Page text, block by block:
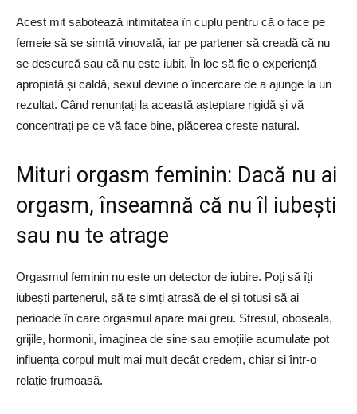
Acest mit sabotează intimitatea în cuplu pentru că o face pe
femeie să se simtă vinovată, iar pe partener să creadă că nu
se descurcă sau că nu este iubit. În loc să fie o experiență
apropiată și caldă, sexul devine o încercare de a ajunge la un
rezultat. Când renunțați la această așteptare rigidă și vă
concentrați pe ce vă face bine, plăcerea crește natural.
Mituri orgasm feminin: Dacă nu ai
orgasm, înseamnă că nu îl iubești
sau nu te atrage
Orgasmul feminin nu este un detector de iubire. Poți să îți
iubești partenerul, să te simți atrasă de el și totuși să ai
perioade în care orgasmul apare mai greu. Stresul, oboseala,
grijile, hormonii, imaginea de sine sau emoțiile acumulate pot
influența corpul mult mai mult decât credem, chiar și într-o
relație frumoasă.